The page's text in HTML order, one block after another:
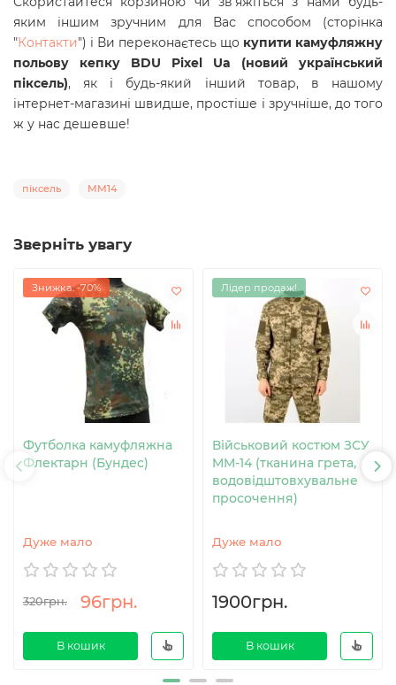
яким іншим зручним для Вас способом (сторінка
"Контакти") і Ви переконаєтесь що купити камуфляжну
польову кепку BDU Pixel Ua (новий український
піксель), як і будь-який інший товар, в нашому
інтернет-магазині швидше, простіше і зручніше, до того
ж у нас дешевше!
піксель MM14
Зверніть увагу
Знижка: -70%
Футболка камуфляжна
Флектарн (Бундес)
Дуже мало
320грн. 96грн.
В кошик
Лідер продаж!
Військовий костюм ЗСУ
MM-14 (тканина грета,
водовідштовхувальне
просочення)
Дуже мало
1900грн.
В кошик